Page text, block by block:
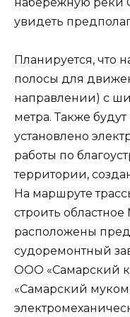
увидеть
Планируется, что
полосы для
направлении) с
метра. Также
установлено
работы по
территории,
На маршруте
строить
расположены
судоремонтный
ООО «Самарский
«Самарский